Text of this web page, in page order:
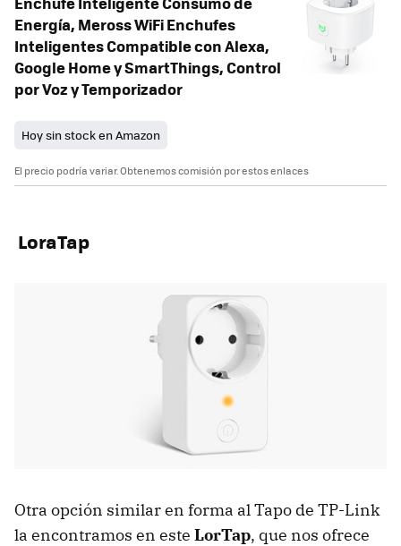
Energía, Meross WiFi Enchufes
Inteligentes Compatible con Alexa,
Google Home y SmartThings, Control
por Voz y Temporizador
Hoy sin stock en Amazon
El precio podría variar. Obtenemos comisión por estos enlaces
LoraTap
Otra opción similar en forma al Tapo de TP-Link
la encontramos en este LorTap, que nos ofrece